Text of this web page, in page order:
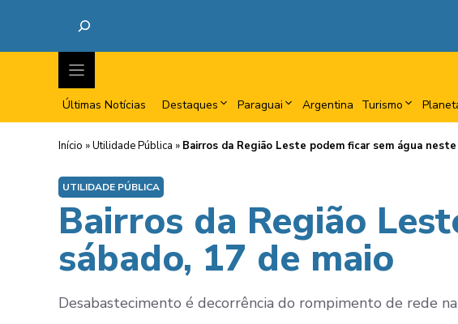
Últimas Notícias Destaques Paraguai Argentina Turismo
Início »Utilidade Pública » Bairros da Região Leste podem ficar sem água
UTILIDADE PÚBLICA
Bairros da Região
sábado, 17 de maio
Desabastecimento é decorrência do rompimento de rede